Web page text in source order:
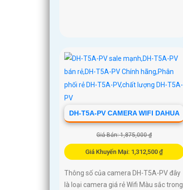
DH-T5A-PV CAMERA WIFI DAHUA
Giá Bán: 1,875,000 ₫
Giá Khuyến Mại: 1,312,500 ₫
Thông số của camera DH-T5A-PV đây
là loại camera giá rẻ Wifi Màu sắc trong